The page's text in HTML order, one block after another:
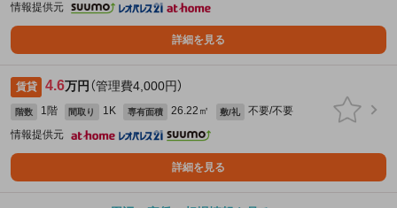
情報提供元
詳細を見る
賃貸 4.6万円 （管理費4,000円）
階数 1階 間取り 1K 専有面積 26.22㎡ 敷/礼
不要/不要
情報提供元
詳細を見る